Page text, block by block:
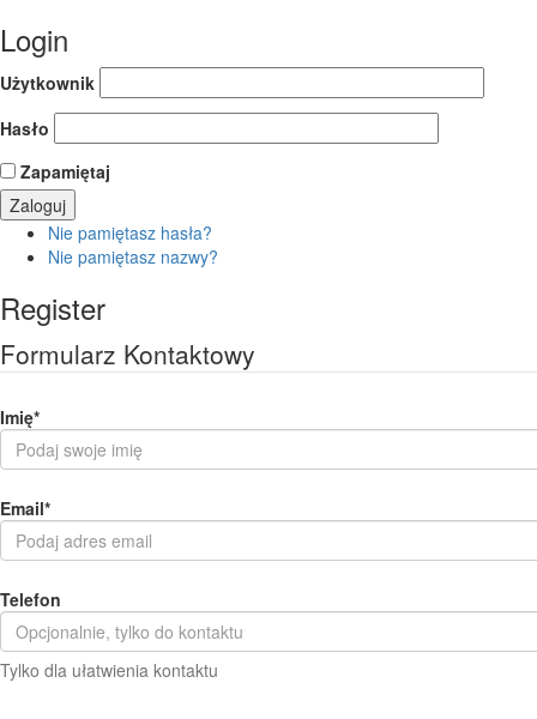
Login
Użytkownik
Hasło
Zapamiętaj
Nie pamiętasz hasła?
Nie pamiętasz nazwy?
Register
Formularz Kontaktowy
Imię*
Email*
Telefon
Tylko dla ułatwienia kontaktu